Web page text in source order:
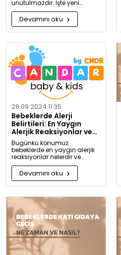
unutulmazdır. İşte yeni
doğan bebek bakımında
dikkat etmeniz gerekenler:
Devamını oku
28.09.2024 11:35
Bebeklerde Alerji
Belirtileri: En Yaygın
Alerjik Reaksiyonlar ve
Önlemleri
Bugünkü konumuz
bebeklerde en yaygın alerjik
reaksiyonlar nelerdir ve
alerjiye karşı nasıl önlem
alınabilir? Artık alerjiye karşı
daha bilgili olacaksınız!
Devamını oku